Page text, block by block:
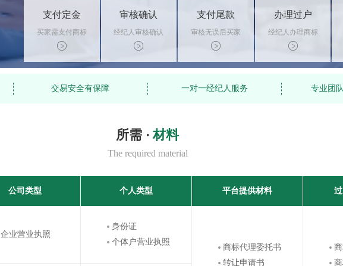
支付定金
买家需支付商标
标价的10%的购
买订金
审核确认
经纪人审核确认
商标状态
支付尾款
审核无误后买家
支付尾款，卖家
办理相关手续
办理过户
经纪人办理商标
转让手续，交付
相关证书
交易安全有保障 一对一经纪人服务 专业团
所需 · 材料
The required material
公司类型 个人类型 平台提供材料
企业营业执照
身份证
个体户营业执照
商标代理委托书
转让申请书